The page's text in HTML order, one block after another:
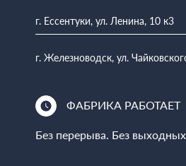
г. Ессентуки, ул. Ленина, 10 к3
г. Железноводск, ул.
ФАБРИКА РАБОТАЕТ
Без перерыва. Без